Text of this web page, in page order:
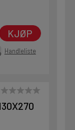
KJØP
Handleliste